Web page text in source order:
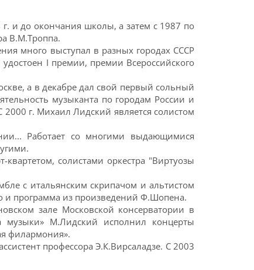
и до окончания школы, а затем с 1987 по
В.М.Троппа.
много выступал в разных городах СССР
I премии, премии Всероссийского
а в декабре дал свой первый сольный
музыканта по городам России и
г. Михаил Лидский является солистом
Работает со многими выдающимися
солистами оркестра "Виртуозы
с итальянским скрипачом и альтистом
и программа из произведений Ф.Шопена.
зале Московской консерватории в
музыки» М.Лидский исполнил концерты
филармония».
профессора Э.К.Вирсаладзе. С 2003